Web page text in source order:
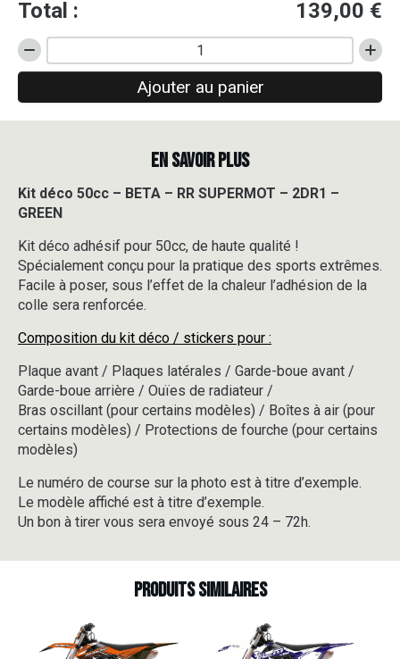
Total : 139,00 €
quantité
de
déco
50cc
RR
SUPERMOT
2DR1
-
GREEN
Ajouter au panier
EN SAVOIR PLUS
Kit déco 50cc – BETA – RR SUPERMOT – 2DR1 –
GREEN
Kit déco adhésif pour 50cc, de haute qualité !
Spécialement conçu pour la pratique des sports extrêmes.
Facile à poser, sous l’effet de la chaleur l’adhésion de la
colle sera renforcée.
Composition du kit déco / stickers pour :
Plaque avant / Plaques latérales / Garde-boue avant /
Garde-boue arrière / Ouïes de radiateur /
Bras oscillant (pour certains modèles) / Boîtes à air (pour
certains modèles) / Protections de fourche (pour certains
modèles)
Le numéro de course sur la photo est à titre d’exemple.
Le modèle affiché est à titre d’exemple.
Un bon à tirer vous sera envoyé sous 24 – 72h.
Produits similaires